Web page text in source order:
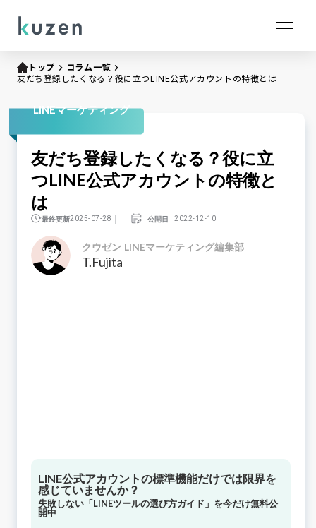
トップ keyboard_arrow_right コラム一覧keyboard_arrow_right
友だち登録したくなる？役に立つLINE公式アカウントの特徴とは
LINEマーケティング
友だち登録したくなる？役に立
つLINE公式アカウントの特徴と
は
最終更新2025-07-28 ｜ 公開日 2022-12-10
クウゼン LINEマーケティング編集部
T.Fujita
LINE公式アカウントの標準機能だけでは限界を
感じていませんか？
失敗しない「LINEツールの選び方ガイド」を今だけ無料公
開中